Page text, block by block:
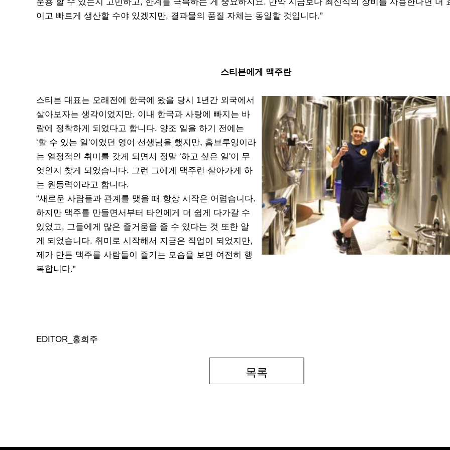
이고 빠르게 생산할 수야 있겠지만, 결과물의 품질 자체는 동일할 것입니다.”
스티븐에게 맥주란
스티븐 대표는 오래전에 한국에 왔을 당시 1년간 외국에서
살아보자는 생각이었지만, 이내 한국과 사랑에 빠지는 바
람에 정착하게 되었다고 합니다. 양조 일을 하기 전에는
‘할 수 있는 일'이었던 영어 선생님을 했지만, 홈브루잉이라
는 열정적인 취미를 갖게 되면서 정말 ‘하고 싶은 일'이 무
엇인지 찾게 되었습니다. 그런 그에게 맥주란 살아가게 하
는 원동력이라고 합니다.
“새로운 사람들과 관계를 맺을 때 항상 시작은 어렵습니다.
하지만 맥주를 만들면서부터 타인에게 더 쉽게 다가갈 수
있었고, 그들에게 많은 즐거움을 줄 수 있다는 것 또한 알
게 되었습니다. 취미로 시작해서 지금은 직업이 되었지만,
제가 만든 맥주를 사람들이 즐기는 모습을 보면 여전히 행
복합니다.”
EDITOR_홍희주
목록